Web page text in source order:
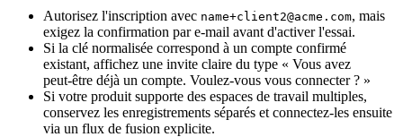
Autorisez l'inscription avec name+client2@acme.com, mais
exigez la confirmation par e-mail avant d'activer l'essai.
Si la clé normalisée correspond à un compte confirmé
existant, affichez une invite claire du type « Vous avez
peut‑être déjà un compte. Voulez-vous vous connecter ? »
Si votre produit supporte des espaces de travail multiples,
conservez les enregistrements séparés et connectez-les ensuite
via un flux de fusion explicite.